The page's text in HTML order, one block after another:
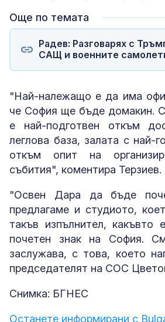
Още по темата
Радев: Разговарях с
САЩ и военните
"Най-належащо е да има
че София ще бъде домакин.
е най-подготвен откъм
леглова база, залата с най-
откъм опит на
събития", коментира Терзиев.
"Освен Дара да бъде
предлагаме и студиото,
такъв изпълнител, какъвто
почетен знак на София.
заслужава, с това, което
председателят на СОС
Снимка: БГНЕС
Останете информирани с